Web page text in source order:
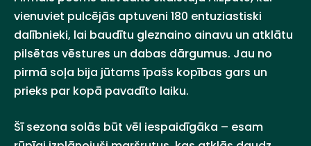
vienuviet pulcējās aptuveni 180 entuziastiski
dalībnieki, lai baudītu gleznaino ainavu un atklātu
pilsētas vēstures un dabas dārgumus. Jau no
pirmā soļa bija jūtams īpašs kopības gars un
prieks par kopā pavadīto laiku.
Šī sezona solās būt vēl iespaidīgāka – esam